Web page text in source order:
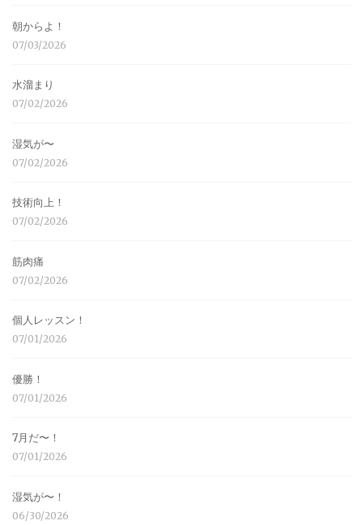
朝からよ！
07/03/2026
水溜まり
07/02/2026
湿気が〜
07/02/2026
技術向上！
07/02/2026
筋肉痛
07/02/2026
個人レッスン！
07/01/2026
優勝！
07/01/2026
7月だ〜！
07/01/2026
湿気が〜！
06/30/2026